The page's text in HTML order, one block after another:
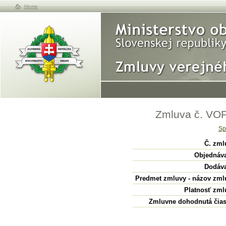
Home
Zmluva č.
Č.
Predmet zmluvy - názov
Platnosť
Zmluvne dohodnutá